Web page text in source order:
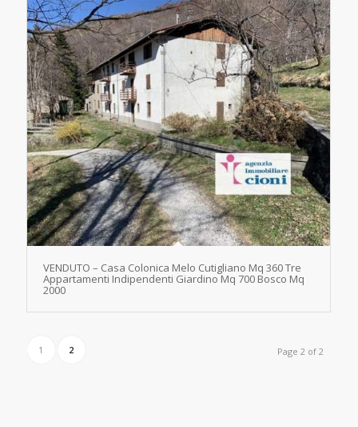
VENDUTO – Casa Colonica Melo Cutigliano Mq 360 Tre
Appartamenti Indipendenti Giardino Mq 700 Bosco Mq
2000
Page 2 of 2
1 2